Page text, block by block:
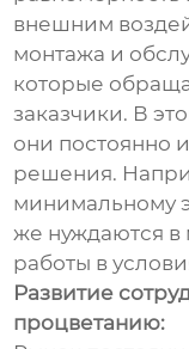
внешним
монтажа и
которые
заказчики. В
они постоянно
решения.
минимальному
же нуждаются в
работы в
Развитие
процветанию: